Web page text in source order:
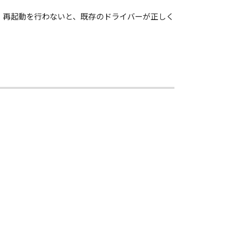
ンサーに帰属します。
ンサー、キヤノンの子会社、キヤ
性および特定の目的への適合性の保
理店または販売店のいずれも、「本
は付随的な損害を含むがこれらに限
起動を行わないと、既存のドライバーが正しく